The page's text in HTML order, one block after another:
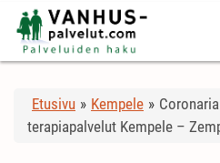
Etusivu » Kempele »
terapiapalvelut Kempele –